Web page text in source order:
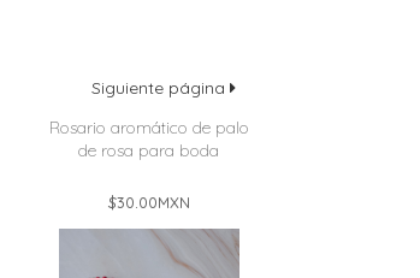
Siguiente página
Rosario aromático de palo
de rosa para boda
$30.00MXN